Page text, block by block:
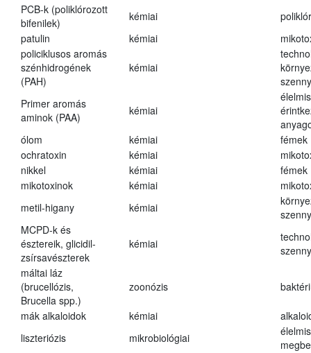
PCB-k (poliklórozott
bifenilek)
kémiai
patulin
kémiai
policiklusos aromás
szénhidrogének
(PAH)
kémiai
Primer aromás
aminok (PAA)
kémiai
ólom
kémiai
fémek
ochratoxin
kémiai
nikkel
kémiai
fémek
mikotoxinok
kémiai
metil-higany
kémiai
MCPD-k és
észtereik, glicidil-
zsírsavészterek
kémiai
máltai láz
(brucellózis,
Brucella spp.)
zoonózis
mák alkaloidok kémiai
liszteriózis
mikrobiológiai